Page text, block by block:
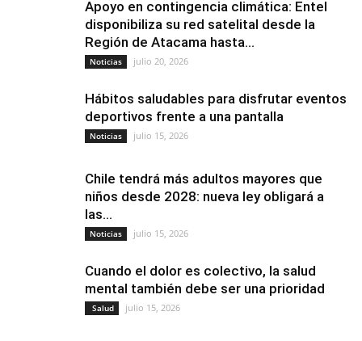
Apoyo en contingencia climática: Entel
disponibiliza su red satelital desde la
Región de Atacama hasta...
Noticias julio 20, 2026
Hábitos saludables para disfrutar eventos
deportivos frente a una pantalla
Noticias julio 15, 2026
Chile tendrá más adultos mayores que
niños desde 2028: nueva ley obligará a
las...
Noticias julio 15, 2026
Cuando el dolor es colectivo, la salud
mental también debe ser una prioridad
Salud julio 15, 2026